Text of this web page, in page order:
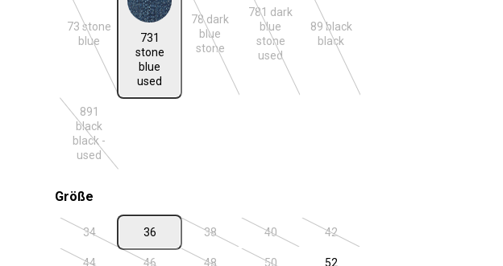
73 stone
blue(Diese Option ist zurzeit nicht verfügbar.)
731
stone
blue
used
731 stone blue used
78 dark
blue
stone
(Diese Option ist zurzeit nicht verfügbar.)
781 dark
blue
stone
used
(Diese Option ist zurzeit nicht verfügbar.)
89 black
black(Diese Option ist zurzeit nicht
891
black
black -
used
(Diese Option ist zurzeit nicht verfügbar.)
Größe
34(Diese Option ist zurzeit nicht verfügbar.)
36 38(Diese Option ist zurzeit nicht verfügbar.)
40(Diese Option ist zurzeit nicht verfügbar.)
42(Diese Option ist zurzeit nicht
44 46 48 50 52